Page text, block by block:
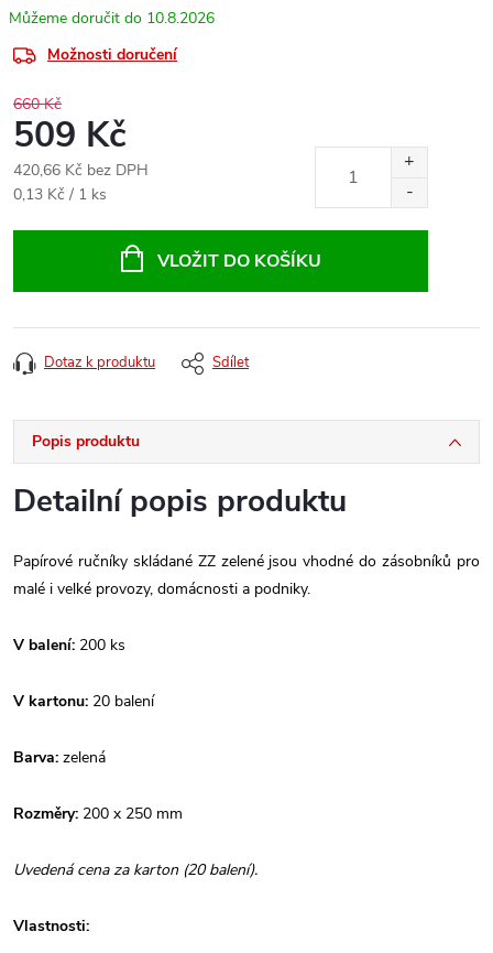
10.8.2026
Možnosti doručení
660 Kč
509 Kč
420,66 Kč bez DPH
Měrná
0,13 Kč / 1 ks
VLOŽIT DO KOŠÍKU
Dotaz k produktu Sdílet
Popis produktu
Detailní popis produktu
Papírové ručníky skládané ZZ zelené jsou vhodné do zásobníků pro
malé i velké provozy, domácnosti a podniky.
V balení: 200 ks
V kartonu: 20 balení
Barva: zelená
Rozměry: 200 x 250 mm
Uvedená cena za karton (20 balení).
Vlastnosti: